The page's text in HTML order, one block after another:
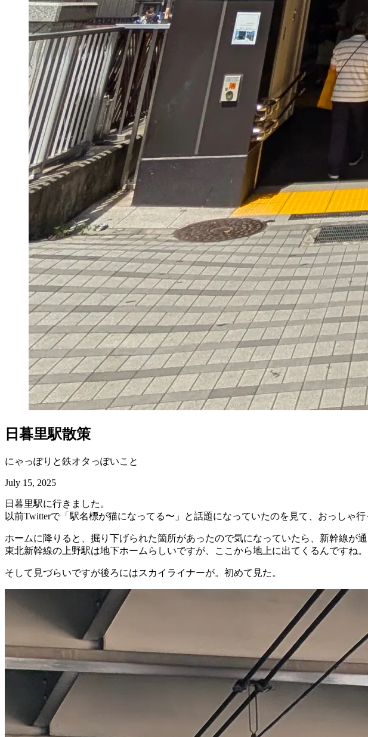
日暮里駅散策
にゃっぽりと鉄オタっぽいこと
July 15, 2025
日暮里駅に行きました。
以前Twitterで「駅名標が猫になってる〜」と話題になっていたのを見て、おっしゃ行
ホームに降りると、掘り下げられた箇所があったので気になっていたら、新幹線が通
東北新幹線の上野駅は地下ホームらしいですが、ここから地上に出てくるんですね。
そして見づらいですが後ろにはスカイライナーが。初めて見た。